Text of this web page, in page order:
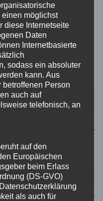
Brandgefahr
einen möglichst
diese Internetseite
Daten
Internetbasierte
sodass ein absoluter
kann. Aus
Person
auch auf
telefonisch, an
auf den
Europäischen
beim Erlass
(DS-GVO)
als auch für